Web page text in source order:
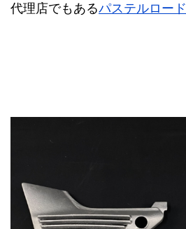
代理店でもあるパステルロード